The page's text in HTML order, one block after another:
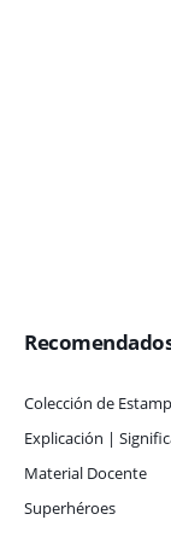
Colección de
Explicación |
Material Docente
Superhéroes